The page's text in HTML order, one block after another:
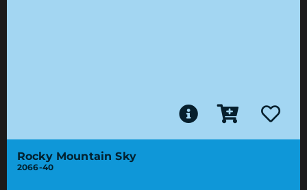
Rocky Mountain Sky
2066-40